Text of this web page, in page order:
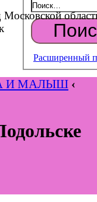
Расширенный
И МАЛЫШ ‹